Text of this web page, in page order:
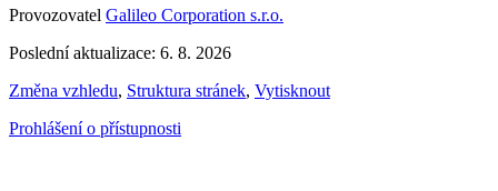
Provozovatel Galileo Corporation s.r.o.
Poslední aktualizace: 6. 8. 2026
Změna vzhledu, Struktura stránek, Vytisknout
Prohlášení o přístupnosti